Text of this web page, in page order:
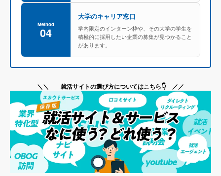
Method
04
大学のキャリア窓口
学内限定のインターン枠や、その大学の学生を
積極的に採用したい企業の募集が見つかること
があります。
＼＼ 就活サイトの選び方についてはこちら👇 ／／